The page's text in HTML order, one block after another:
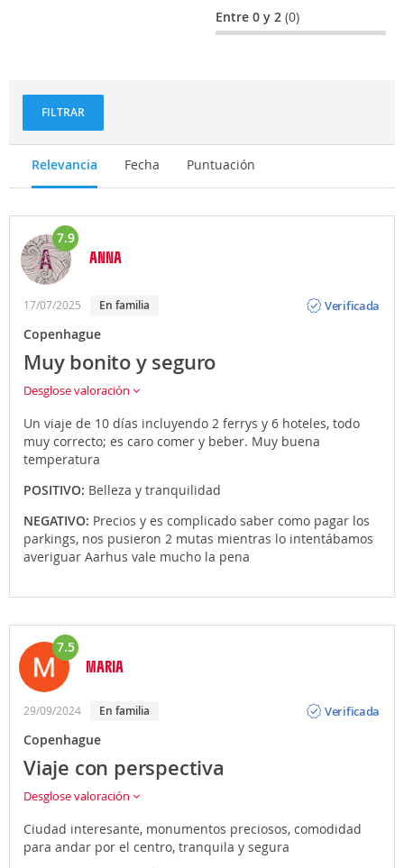
Entre 0 y 2(0)
FILTRAR
Relevancia Fecha Puntuación
7.9
ANNA
17/07/2025 En familia
Verificada
Copenhague
Muy bonito y seguro
Desglose valoración
Un viaje de 10 días incluyendo 2 ferrys y 6 hoteles, todo
muy correcto; es caro comer y beber. Muy buena
temperatura
POSITIVO: Belleza y tranquilidad
NEGATIVO: Precios y es complicado saber como pagar los
parkings, nos pusieron 2 mutas mientras lo intentábamos
averiguar Aarhus vale mucho la pena
7.5
MARIA
29/09/2024 En familia
Verificada
Copenhague
Viaje con perspectiva
Desglose valoración
Ciudad interesante, monumentos preciosos, comodidad
para andar por el centro, tranquila y segura